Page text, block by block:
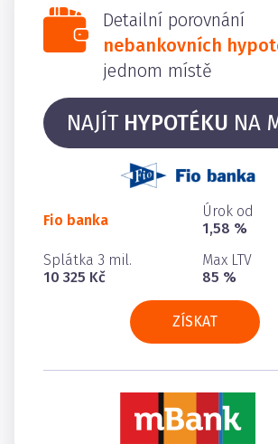
Detailní porovnání
nebankovních
jednom místě
NAJÍT HYPOTÉKU NA
Fio banka
Úrok od
1,58 %
Splátka 3 mil.
10 325 Kč
Max LTV
85 %
ZÍSKAT